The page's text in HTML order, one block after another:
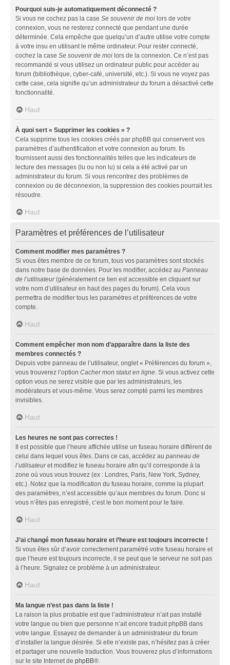
Pourquoi suis-je automatiquement déconnecté ?
Si vous ne cochez pas la case Se souvenir de moi lors de votre
connexion, vous ne resterez connecté que pendant une durée
déterminée. Cela empêche que quelqu’un d’autre utilise votre compte
à votre insu en utilisant le même ordinateur. Pour rester connecté,
cochez la case Se souvenir de moi lors de la connexion. Ce n’est pas
recommandé si vous utilisez un ordinateur public pour accéder au
forum (bibliothèque, cyber-café, université, etc.). Si vous ne voyez pas
cette case, cela signifie qu’un administrateur du forum a désactivé cette
fonctionnalité.
Haut
À quoi sert « Supprimer les cookies » ?
Cela supprime tous les cookies créés par phpBB qui conservent vos
paramètres d’authentification et votre connexion au forum. Ils
fournissent aussi des fonctionnalités telles que les indicateurs de
lecture des messages (lu ou non lu) si cela a été activé par un
administrateur du forum. Si vous rencontrez des problèmes de
connexion ou de déconnexion, la suppression des cookies pourrait les
résoudre.
Haut
Paramètres et préférences de l’utilisateur
Comment modifier mes paramètres ?
Si vous êtes membre de ce forum, tous vos paramètres sont stockés
dans notre base de données. Pour les modifier, accédez au Panneau
de l’utilisateur(généralement ce lien est accessible en cliquant sur
votre nom d’utilisateur en haut des pages du forum). Cela vous
permettra de modifier tous les paramètres et préférences de votre
compte.
Haut
Comment empêcher mon nom d’apparaître dans la liste des
membres connectés ?
Depuis votre panneau de l’utilisateur, onglet « Préférences du forum »,
vous trouverez l’option Cacher mon statut en ligne. Si vous activez cette
option vous ne serez visible que par les administrateurs, les
modérateurs et vous-même. Vous serez compté parmi les membres
invisibles.
Haut
Les heures ne sont pas correctes !
Il est possible que l’heure affichée utilise un fuseau horaire différent de
celui dans lequel vous êtes. Dans ce cas, accédez au panneau de
l’utilisateuret modifiez le fuseau horaire afin qu’il corresponde à la
zone où vous vous trouvez (ex : Londres, Paris, New York, Sydney,
etc.). Notez que la modification du fuseau horaire, comme la plupart
des paramètres, n’est accessible qu’aux membres du forum. Donc si
vous n’êtes pas enregistré, c’est le bon moment pour le faire.
Haut
J’ai changé mon fuseau horaire et l’heure est toujours incorrecte !
Si vous êtes sûr d’avoir correctement paramétré votre fuseau horaire et
que l’heure est toujours incorrecte, il se peut que le serveur ne soit pas
à l’heure. Signalez ce problème à un administrateur.
Haut
Ma langue n’est pas dans la liste !
La raison la plus probable est que l’administrateur n’ait pas installé
votre langue ou bien que personne n’ait encore traduit phpBB dans
votre langue. Essayez de demander à un administrateur du forum
d’installer la langue désirée. Si elle n’existe pas, n’hésitez pas à créer
et partager une nouvelle traduction. Vous trouverez plus d’informations
sur le site Internet de phpBB®.